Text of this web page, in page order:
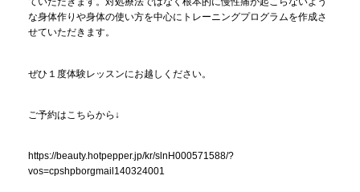
な身体作りや身体の使い方を中心にトレーニングプログラムを作成さ
せていただきます。
ぜひ１度体験レッスンにお越しください。
ご予約はこちらから↓
https://beauty.hotpepper.jp/kr/slnH000571588/?
vos=cpshpborgmail140324001